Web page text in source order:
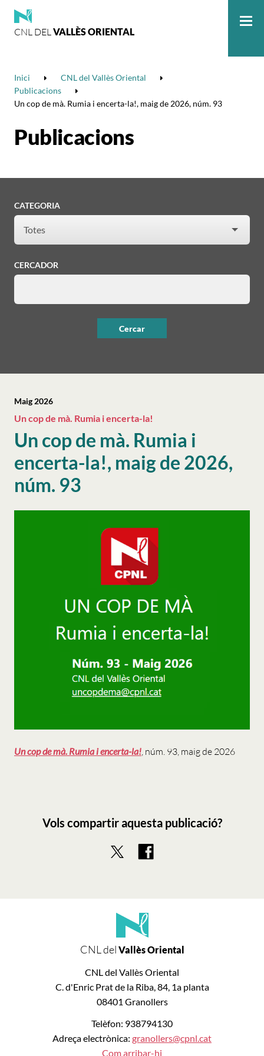
CNL DELVALLÈS ORIENTAL
Inici
CNL del Vallès Oriental
Publicacions
Un cop de mà. Rumia i encerta-la!, maig de 2026, núm. 93
Publicacions
CATEGORIA
CERCADOR
Un cop de mà. Rumia i
encerta-la!, maig de 2026,
núm. 93
Maig 2026
Un cop de mà. Rumia i encerta-la!
Un cop de mà. Rumia i encerta-la! , núm. 93, maig de 2026
Vols compartir aquesta publicació?
CNL del Vallès Oriental
CNL del Vallès Oriental
C. d'Enric Prat de la Riba, 84, 1a planta
08401 Granollers
Telèfon: 938794130
Adreça electrònica: granollers@cpnl.cat
Com arribar-hi